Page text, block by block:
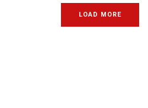
LOAD MORE